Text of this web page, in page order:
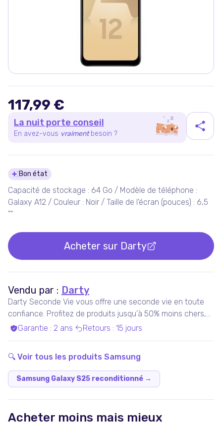
117,99 €
La nuit porte conseil
En avez-vous vraiment besoin ?
Détails du produit
Bon état
Capacité de stockage : 64 Go / Modèle de téléphone :
Galaxy A12 / Couleur : Noir / Taille de l'écran (pouces) : 6,5
""
Acheter sur Darty
Vendu par : Darty
Darty Seconde Vie vous offre une seconde vie en toute
confiance. Profitez de produits jusqu'à 50% moins chers,
pris en charge par nos experts qualifiés, dans nos ateliers
Garantie : 2 ans Retours : 15 jours
🔍 Voir tous les produits Samsung
Samsung Galaxy S25 reconditionné →
Acheter moins mais mieux